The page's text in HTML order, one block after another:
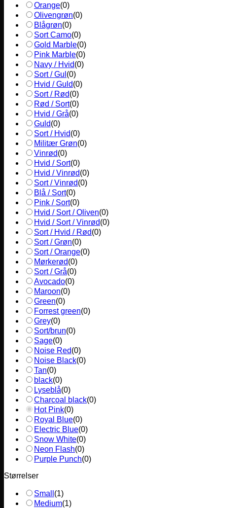
Orange(0)
Olivengrøn(0)
Blågrøn(0)
Sort Camo(0)
Gold Marble(0)
Pink Marble(0)
Navy / Hvid(0)
Sort / Gul (0)
Hvid / Guld(0)
Sort / Rød(0)
Rød / Sort(0)
Hvid / Grå(0)
Guld(0)
Sort / Hvid(0)
Militær Grøn(0)
Vinrød(0)
Hvid / Sort(0)
Hvid / Vinrød(0)
Sort / Vinrød(0)
Blå / Sort(0)
Pink / Sort(0)
Hvid / Sort / Oliven(0)
Hvid / Sort / Vinrød(0)
Sort / Hvid / Rød(0)
Sort / Grøn(0)
Sort / Orange(0)
Mørkerød(0)
Sort / Grå(0)
Avocado(0)
Maroon(0)
Green(0)
Forrest green(0)
Grey(0)
Sort/brun(0)
Sage(0)
Noise Red(0)
Noise Black(0)
Tan(0)
black(0)
Lyseblå(0)
Charcoal black(0)
Hot Pink(0)
Royal Blue(0)
Electric Blue(0)
Snow White(0)
Neon Flash(0)
Purple Punch(0)
Størrelser
Small (1)
Medium(1)